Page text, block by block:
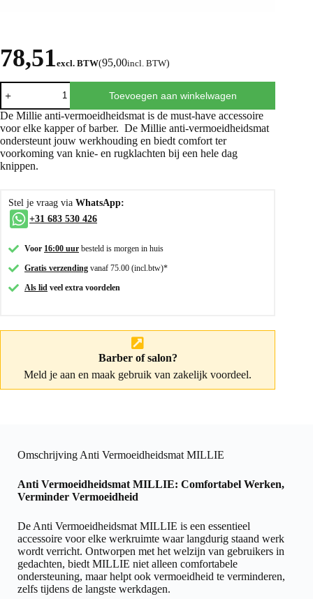
78,51excl. BTW(95,00incl. BTW)
Toevoegen aan winkelwagen
De Millie anti-vermoeidheidsmat is de must-have accessoire
voor elke kapper of barber. De Millie anti-vermoeidheidsmat
ondersteunt jouw werkhouding en biedt comfort ter
voorkoming van knie- en rugklachten bij een hele dag
knippen.
Stel je vraag via WhatsApp:
+31 683 530 426
Voor 16:00 uur besteld is morgen in huis
Gratis verzending vanaf 75.00 (incl.btw)*
Als lid veel extra voordelen
Barber of salon?
Meld je aan en maak gebruik van zakelijk voordeel.
Omschrijving Anti Vermoeidheidsmat MILLIE
Anti Vermoeidheidsmat MILLIE: Comfortabel Werken,
Verminder Vermoeidheid
De Anti Vermoeidheidsmat MILLIE is een essentieel
accessoire voor elke werkruimte waar langdurig staand werk
wordt verricht. Ontworpen met het welzijn van gebruikers in
gedachten, biedt MILLIE niet alleen comfortabele
ondersteuning, maar helpt ook vermoeidheid te verminderen,
zelfs tijdens de langste werkdagen.